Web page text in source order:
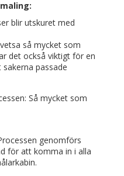
blir utskuret med
så mycket som
det också viktigt för en
passade
Så mycket som
genomförs
för att komma in i alla